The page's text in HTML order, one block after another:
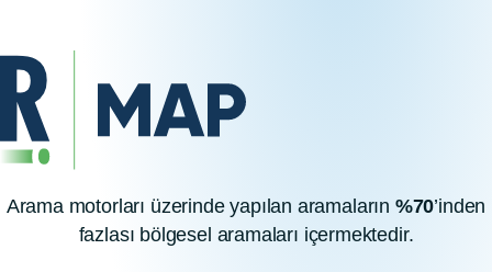
Arama motorları üzerinde yapılan aramaların %70’inden
fazlası bölgesel aramaları içermektedir.